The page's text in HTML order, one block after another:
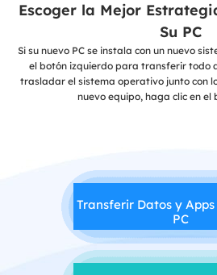
Escoger la Mejor
Su PC
Si su nuevo PC se instala con un nuevo
el botón izquierdo para transferir todo a
trasladar el sistema operativo junto con
nuevo equipo, haga clic en el
Transferir Datos y
PC